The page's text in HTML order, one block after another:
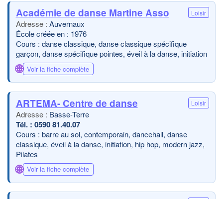
Académie de danse Martine Asso Loisir
Auvernaux
École créée en : 1976
Cours : danse classique, danse classique spécifique
garçon, danse spécifique pointes, éveil à la danse, initiation
🌐 Voir la fiche complète
ARTEMA- Centre de danse Loisir
Basse-Terre
0590 81.40.07
Cours : barre au sol, contemporain, dancehall, danse
classique, éveil à la danse, initiation, hip hop, modern jazz,
Pilates
🌐 Voir la fiche complète